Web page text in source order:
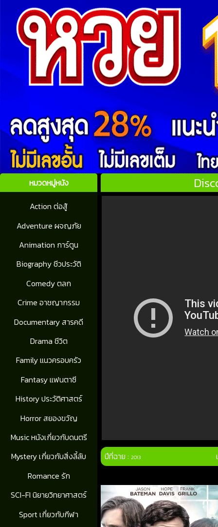
หมวดหมู่หนัง
Action ต่อสู้
Adventure ผจญภัย
Animation การ์ตูน
Biography ชีวประวัติ
Comedy ตลก
Crime อาชญากรรม
Documentary สารคดี
Drama ชีวิต
Family แนวครอบครัว
Fantasy แฟนตาซี
History ประวัติศาสตร์
Horror สยองขวัญ
Music หนังเกี่ยวกับดนตรี
Mystery เกี่ยวกับสิ่งลี้ลับ
Romance รัก
SCI-FI นิยายวิทยาศาสตร์
Sport เกี่ยวกับกีฬา
ปีที่ฉาย :2013